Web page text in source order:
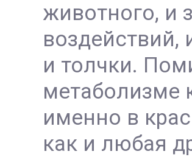
животного, и
воздействий,
и толчки.
метаболизме
именно в
как и любая